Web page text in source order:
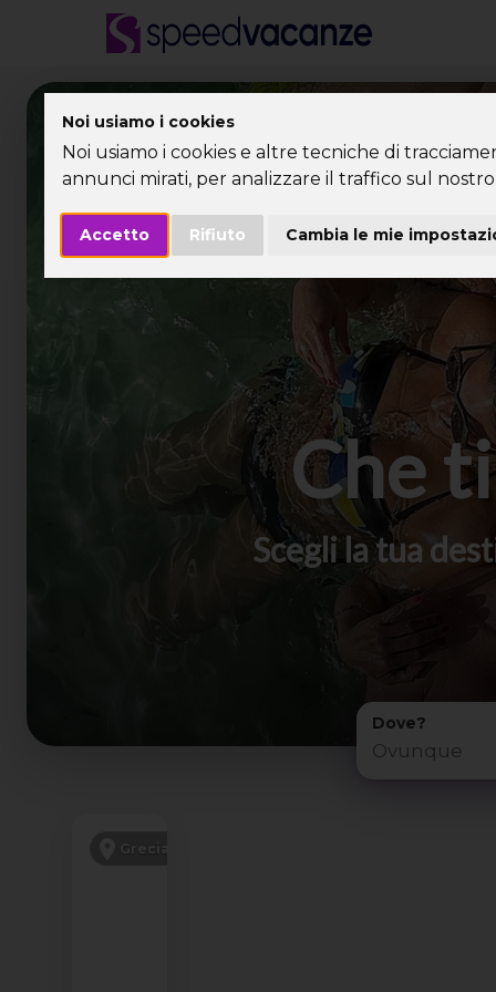
Noi usiamo i cookies
Noi usiamo i cookies e altre tecniche di
annunci mirati, per analizzare il traffico sul
Accetto Rifiuto Cambia le mie
Che
Scegli la tua
Dove?
Grecia